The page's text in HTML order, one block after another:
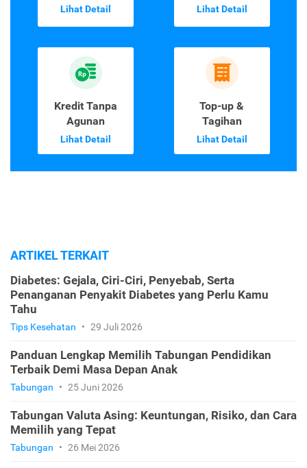
Lihat Detail Lihat Detail
Kredit Tanpa
Agunan
Lihat Detail
Top-up &
Tagihan
Lihat Detail
ARTIKEL TERKAIT
Diabetes: Gejala, Ciri-Ciri, Penyebab, Serta
Penanganan Penyakit Diabetes yang Perlu Kamu
Tahu
Tips Kesehatan • 29 Juli 2026
Panduan Lengkap Memilih Tabungan Pendidikan
Terbaik Demi Masa Depan Anak
Tabungan • 25 Juni 2026
Tabungan Valuta Asing: Keuntungan, Risiko, dan Cara
Memilih yang Tepat
Tabungan • 26 Mei 2026